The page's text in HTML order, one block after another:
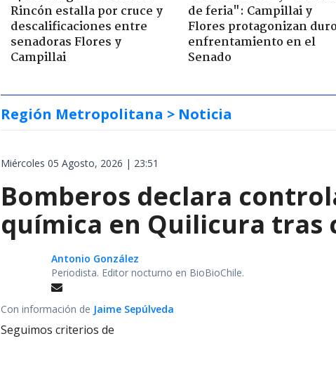
Rincón estalla por cruce y
descalificaciones entre
senadoras Flores y
Campillai
de feria": Campillai y
Flores protagonizan duro
enfrentamiento en el
Senado
Región Metropolitana > Noticia
Miércoles 05 Agosto, 2026 | 23:51
Bomberos declara
química en Quilicura tras
Antonio González
Periodista. Editor nocturno en BioBioChile.
Con información de Jaime Sepúlveda
Seguimos criterios de